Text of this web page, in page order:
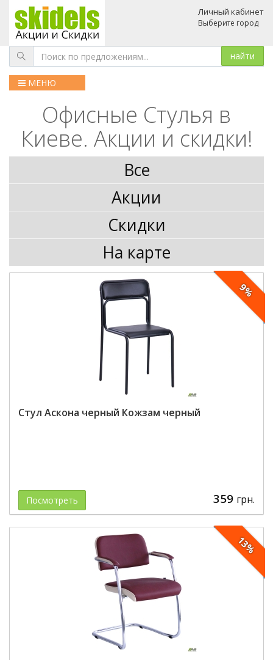
Личный кабинет
Выберите город
МЕНЮ
Офисные Стулья в
Киеве. Акции и скидки!
Все
Акции
Скидки
На карте
9%
Стул Аскона черный Кожзам черный
Посмотреть 359 грн.
13%